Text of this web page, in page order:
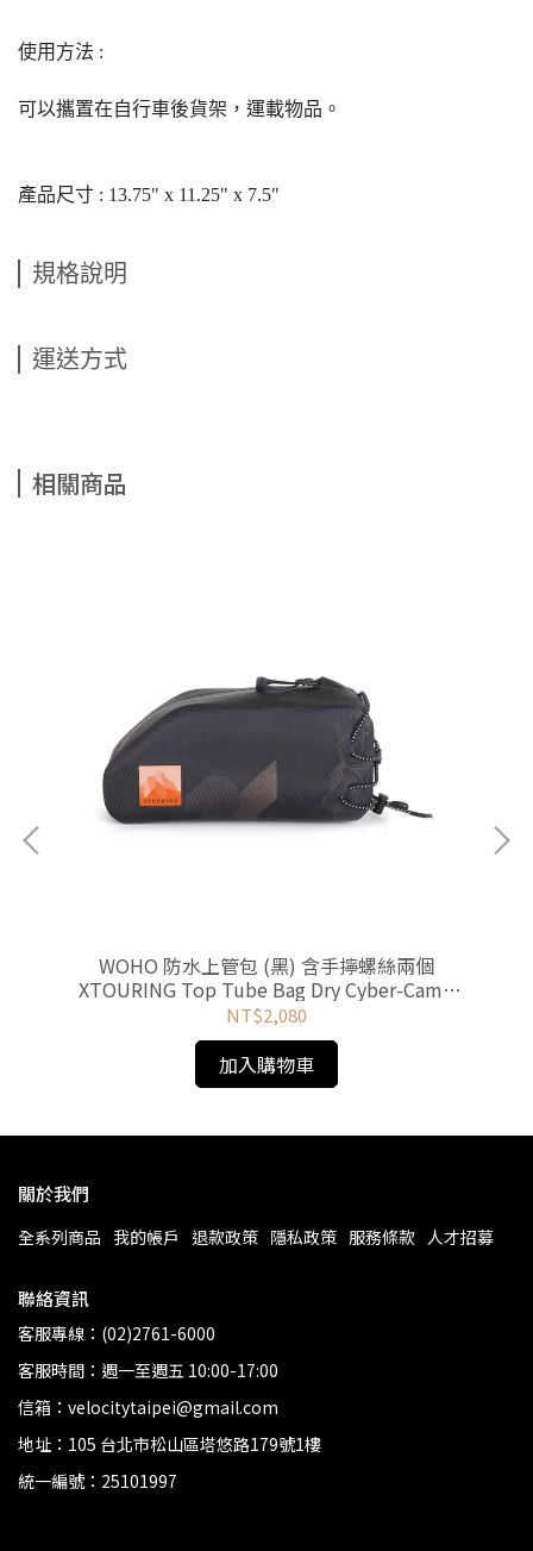
使用方法 :
可以攜置在自行車後貨架，運載物品。
產品尺寸 : 13.75" x 11.25" x 7.5"
規格說明
運送方式
相關商品
WOHO 防水上管包 (黑) 含手擰螺絲兩個
XTOURING Top Tube Bag Dry Cyber-Camo
Diamond Black with Bolts
NT$2,080
加入購物車
關於我們
全系列商品 我的帳戶 退款政策 隱私政策 服務條款 人才招募
聯絡資訊
客服專線：(02)2761-6000
客服時間：週一至週五 10:00-17:00
信箱：velocitytaipei@gmail.com
地址：105 台北市松山區塔悠路179號1樓
統一編號：25101997